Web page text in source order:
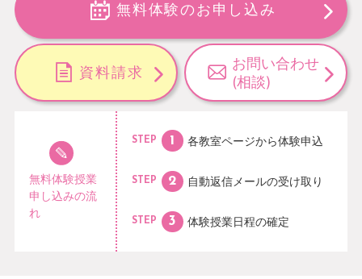
無料体験のお申し込み
資料請求
お問い合わせ
(相談)
無料体験授業
申し込みの流
れ
STEP 各教室ページから体験申込
STEP 自動返信メールの受け取り
STEP 体験授業日程の確定